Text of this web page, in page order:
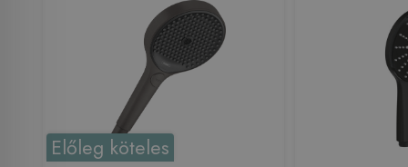
Előleg köteles